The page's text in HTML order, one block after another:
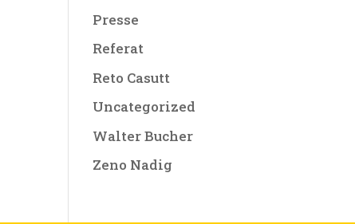
Presse
Referat
Reto Casutt
Uncategorized
Walter Bucher
Zeno Nadig